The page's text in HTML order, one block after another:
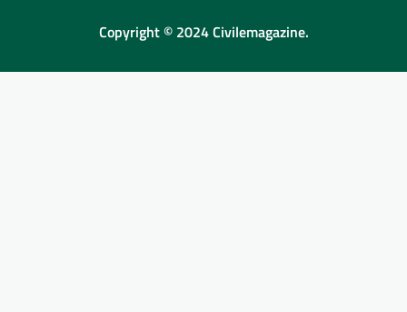
Copyright © 2024 Civilemagazine.